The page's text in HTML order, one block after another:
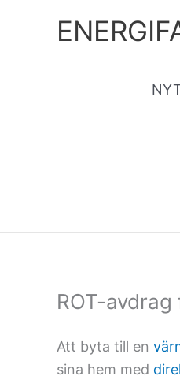
ROT-
Att byta till en
sina hem med